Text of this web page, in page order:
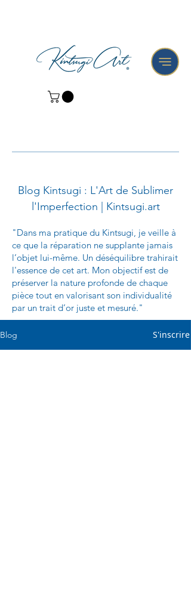
Blog Kintsugi : L'Art de Sublimer
l'Imperfection | Kintsugi.art
"Dans ma pratique du Kintsugi, je veille à
ce que la réparation ne supplante jamais
l’objet lui-même. Un déséquilibre trahirait
l'essence de cet art. Mon objectif est de
préserver la nature profonde de chaque
pièce tout en valorisant son individualité
par un trait d’or juste et mesuré."
Blog S'inscrire